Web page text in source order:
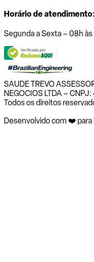
Horário de atendimento:
Segunda a Sexta – 08h
SAUDE TREVO
NEGOCIOS LTDA –
Todos os direitos
Desenvolvido com ❤️ para